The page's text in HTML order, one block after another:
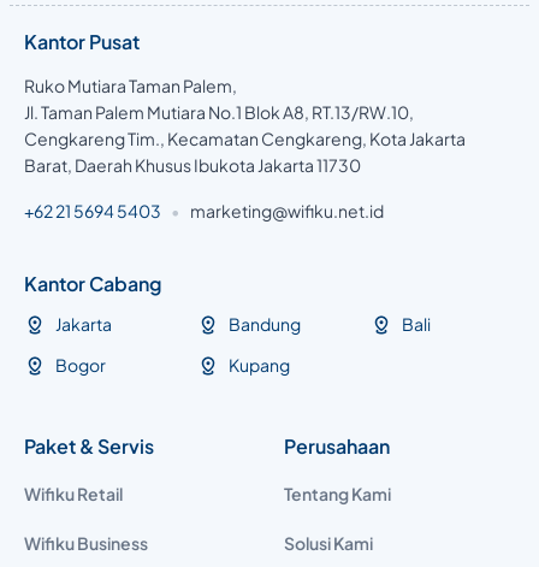
Kantor Pusat
Ruko Mutiara Taman Palem,
Jl. Taman Palem Mutiara No.1 Blok A8, RT.13/RW.10,
Cengkareng Tim., Kecamatan Cengkareng, Kota Jakarta
Barat, Daerah Khusus Ibukota Jakarta 11730
+62 21 5694 5403 • marketing@wifiku.net.id
Kantor Cabang
Jakarta
Bogor
Bandung
Kupang
Bali
Paket & Servis
Wifiku Retail
Wifiku Business
Perusahaan
Tentang Kami
Solusi Kami